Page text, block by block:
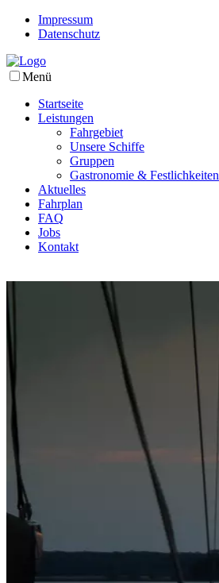
Impressum
Datenschutz
Menü
Startseite
Leistungen
Fahrgebiet
Unsere Schiffe
Gruppen
Gastronomie & Festlichkeiten
Aktuelles
Fahrplan
FAQ
Jobs
Kontakt